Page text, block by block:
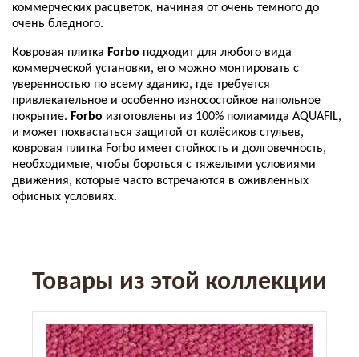
коммерческих расцветок, начиная от очень темного до
очень бледного.
Ковровая плитка Forbo подходит для любого вида
коммерческой установки, его можно монтировать с
уверенностью по всему зданию, где требуется
привлекательное и особенно износостойкое напольное
покрытие. Forbo изготовлены из 100% полиамида AQUAFIL,
и может похвастаться защитой от колёсиков стульев,
ковровая плитка Forbo имеет стойкость и долговечность,
необходимые, чтобы бороться с тяжелыми условиями
движения, которые часто встречаются в оживленных
офисных условиях.
Товары из этой коллекции